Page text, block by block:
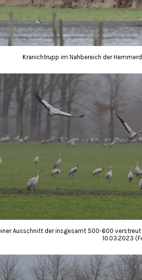
Kranichtrupp im Nahbereich der
Ausschnitt der insgesamt 500-600
10.03.2023